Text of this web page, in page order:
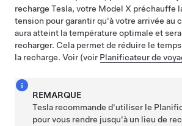
recharge Tesla, votre Model X préchauffe
tension pour garantir qu'à votre arrivée au
aura atteint la température optimale et
recharger. Cela permet de réduire le
la recharge. Voir (voir Planificateur de
REMARQUE
Tesla recommande d'utiliser le
pour vous rendre jusqu'à un lieu de